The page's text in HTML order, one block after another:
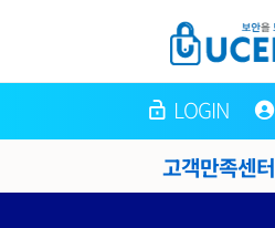
LOGIN
고객만족센터